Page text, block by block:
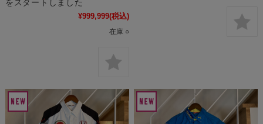
をスタートしました
¥999,999(税込)
在庫 ○